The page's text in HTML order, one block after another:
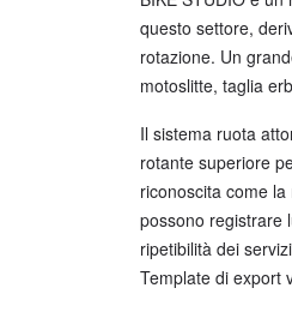
questo settore,
rotazione. Un
motoslitte, taglia
Il sistema ruota
rotante superiore
riconoscita come
possono registrare
ripetibilità dei
Template di export